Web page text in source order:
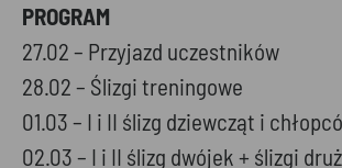
PROGRAM
27.02 – Przyjazd uczestników
28.02 – Ślizgi treningowe
01.03 – I i II ślizg dziewcząt i
02.03 – I i II ślizg dwójek + ślizgi